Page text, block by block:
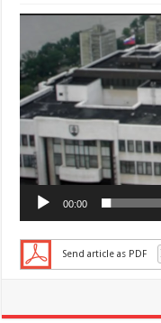
prehrávač
00:00
Send article as PDF